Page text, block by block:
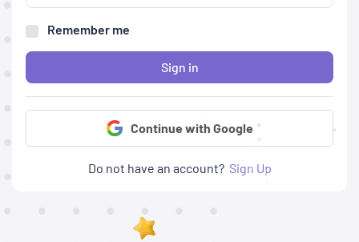
Remember me
Sign in
Continue with Google
Do not have an account? Sign Up